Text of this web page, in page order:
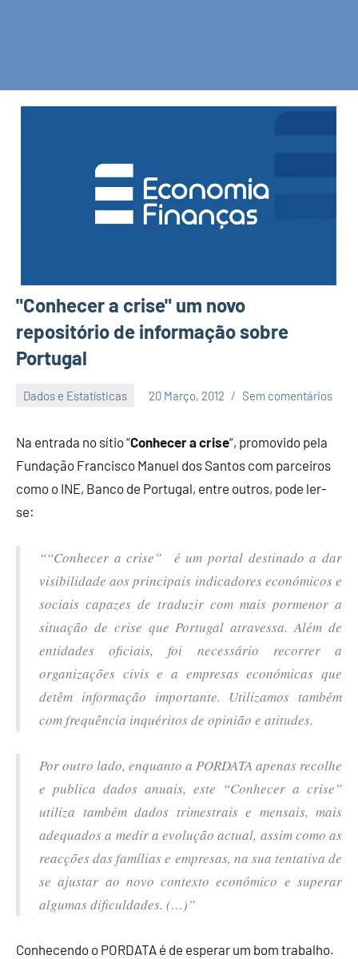
"Conhecer a crise" um novo
repositório de informação sobre
Portugal
Dados e Estatísticas 20 Março, 2012
Finanças
Sem comentários
Na entrada no sítio “Conhecer a crise“, promovido pela
Fundação Francisco Manuel dos Santos com parceiros
como o INE, Banco de Portugal, entre outros, pode ler-
se:
““Conhecer a crise” é um portal destinado a dar
visibilidade aos principais indicadores económicos e
sociais capazes de traduzir com mais pormenor a
situação de crise que Portugal atravessa. Além de
entidades oficiais, foi necessário recorrer a
organizações civis e a empresas económicas que
detêm informação importante. Utilizamos também
com frequência inquéritos de opinião e atitudes.
Por outro lado, enquanto a PORDATA apenas recolhe
e publica dados anuais, este “Conhecer a crise”
utiliza também dados trimestrais e mensais, mais
adequados a medir a evolução actual, assim como as
reacções das famílias e empresas, na sua tentativa de
se ajustar ao novo contexto económico e superar
algumas dificuldades. (…)”
Conhecendo o PORDATA é de esperar um bom trabalho.